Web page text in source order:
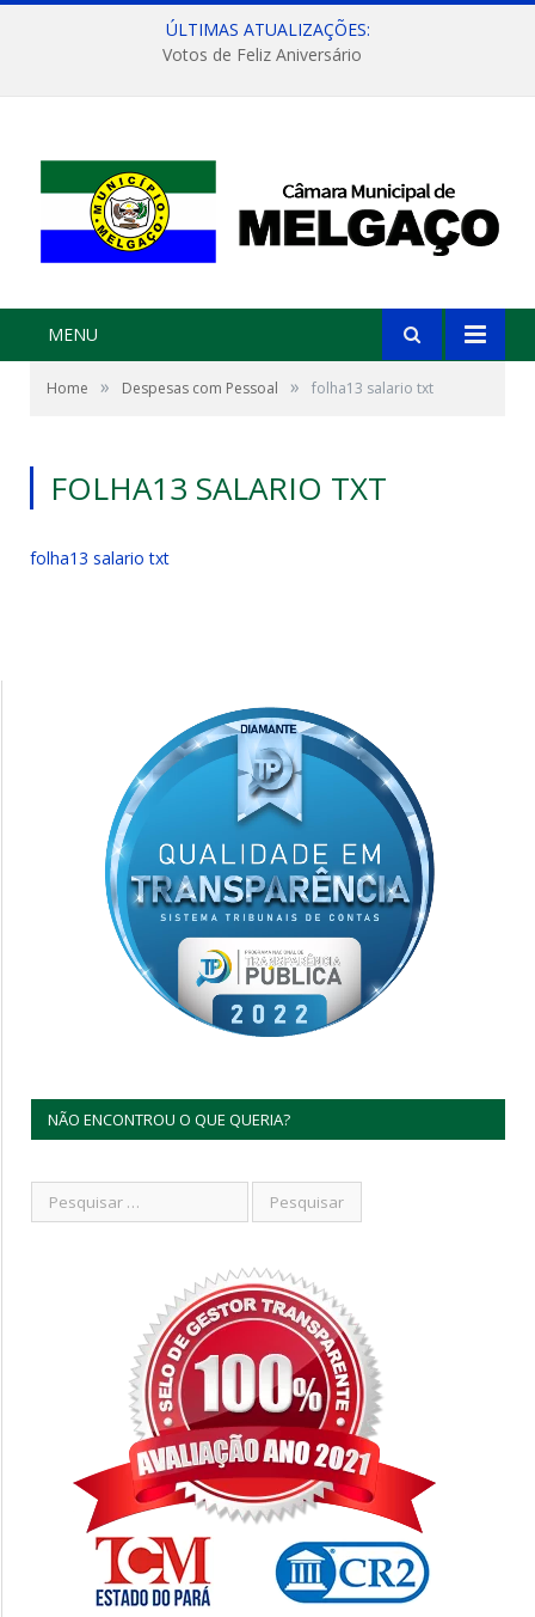
ÚLTIMAS ATUALIZAÇÕES:
Votos de Feliz Aniversário
MENU
Home » Despesas com Pessoal » folha13 salario txt
FOLHA13 SALARIO TXT
folha13 salario txt
NÃO ENCONTROU O QUE QUERIA?